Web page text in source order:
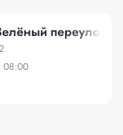
переулок 2
08:00